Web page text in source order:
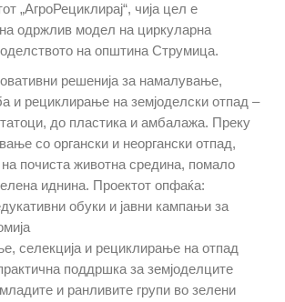
„АгроРециклирај“, чија цел е
одржлив модел на циркуларна
на општина Струмица.
решенија за намалување,
и рециклирање на земјоделски отпад –
до пластика и амбалажа. Преку
со органски и неоргански отпад,
почиста животна средина, помало
иднина. Проектот опфаќа:
обуки и јавни кампањи за
селекција и рециклирање на отпад
поддршка за земјоделците
и ранливите групи во зелени